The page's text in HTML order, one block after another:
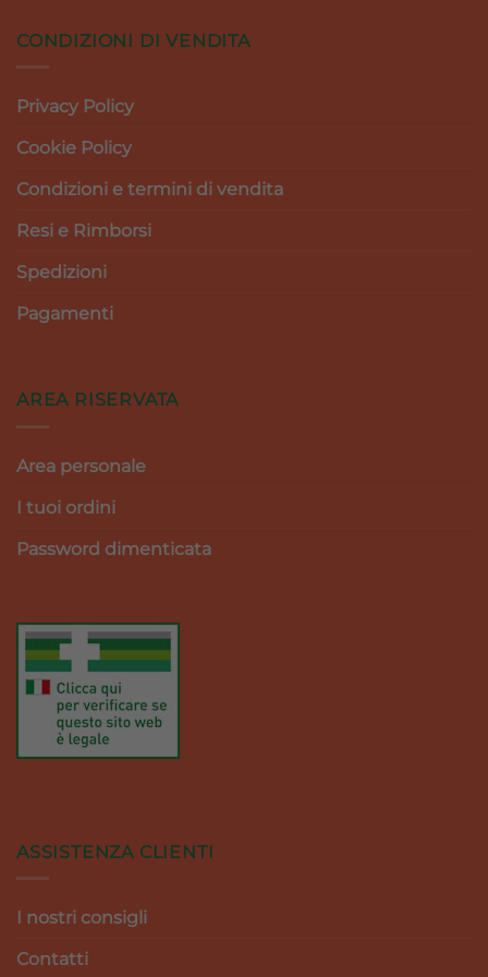
CONDIZIONI DI VENDITA
Privacy Policy
Cookie Policy
Condizioni e termini di vendita
Resi e Rimborsi
Spedizioni
Pagamenti
AREA RISERVATA
Area personale
I tuoi ordini
Password dimenticata
ASSISTENZA CLIENTI
I nostri consigli
Contatti